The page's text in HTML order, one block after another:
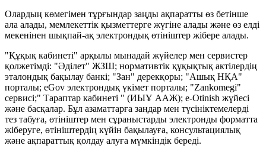
Олардың көмегімен тұрғындар заңды ақпаратты өз бетінше
ала алады, мемлекеттік қызметтерге жүгіне алады және өз елді
мекенінен шықпай-ақ электрондық өтініштер жібере алады.
"Құқық кабинеті" арқылы мынадай жүйелер мен сервистер
қолжетімді: "Әділет" ЖЗШ; нормативтік құқықтық актілердің
эталондық бақылау банкі; "Зан" дерекқоры; "Ашық НҚА"
порталы; eGov электрондық үкімет порталы; "Zankomegi"
сервисі;" Тараптар кабинеті " (ИЫҰ ААЖ); e-Otinish жүйесі
және басқалар. Бұл азаматтарға заңдар мен түсініктемелерді
тез табуға, өтініштер мен сұраныстарды электронды форматта
жіберуге, өтініштердің күйін бақылауға, консультациялық
және ақпараттық қолдау алуға мүмкіндік береді.